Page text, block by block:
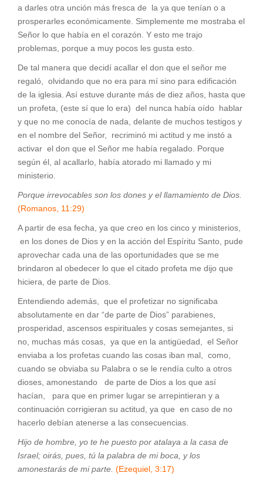
a darles otra unción más fresca de la ya que tenían o a
prosperarles económicamente. Simplemente me mostraba el
Señor lo que había en el corazón. Y esto me trajo
problemas, porque a muy pocos les gusta esto.
De tal manera que decidí acallar el don que el señor me
regaló, olvidando que no era para mí sino para edificación
de la iglesia. Así estuve durante más de diez años, hasta que
un profeta, (este sí que lo era) del nunca había oído hablar
y que no me conocía de nada, delante de muchos testigos y
en el nombre del Señor, recriminó mi actitud y me instó a
activar el don que el Señor me había regalado. Porque
según él, al acallarlo, había atorado mi llamado y mi
ministerio.
Porque irrevocables son los dones y el llamamiento de Dios.
(Romanos, 11:29)
A partir de esa fecha, ya que creo en los cinco y ministerios,
en los dones de Dios y en la acción del Espíritu Santo, pude
aprovechar cada una de las oportunidades que se me
brindaron al obedecer lo que el citado profeta me dijo que
hiciera, de parte de Dios.
Entendiendo además, que el profetizar no significaba
absolutamente en dar “de parte de Dios” parabienes,
prosperidad, ascensos espirituales y cosas semejantes, si
no, muchas más cosas, ya que en la antigüedad, el Señor
enviaba a los profetas cuando las cosas iban mal, como,
cuando se obviaba su Palabra o se le rendía culto a otros
dioses, amonestando de parte de Dios a los que así
hacían, para que en primer lugar se arrepintieran y a
continuación corrigieran su actitud, ya que en caso de no
hacerlo debían atenerse a las consecuencias.
Hijo de hombre, yo te he puesto por atalaya a la casa de
Israel; oirás, pues, tú la palabra de mi boca, y los
amonestarás de mi parte. (Ezequiel, 3:17)